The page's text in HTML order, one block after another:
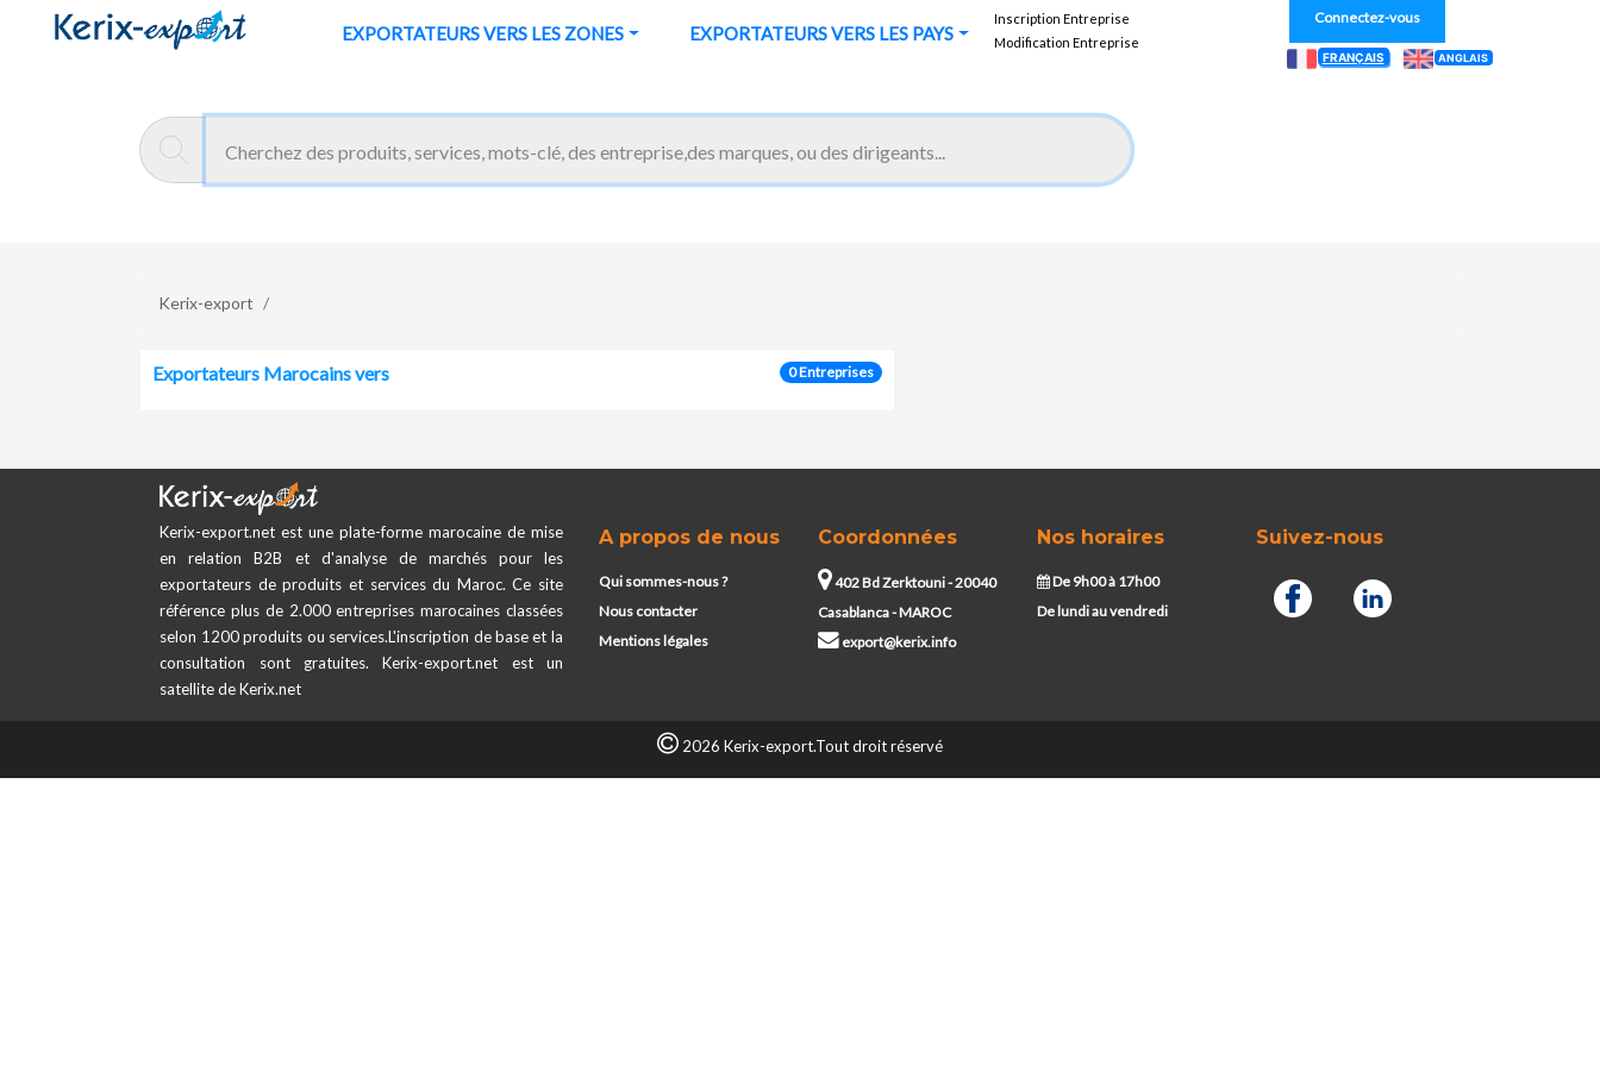
/fr/zone/eastern-europe
EXPORTATEURS VERS LES ZONES EXPORTATEURS VERS LES PAYS
Inscription Entreprise
Modification Entreprise
Connectez-vous
FRANÇAIS ANGLAIS
Kerix-export
Exportateurs Marocains vers 0 Entreprises
Kerix-export.net est une plate-forme marocaine de mise
en relation B2B et d'analyse de marchés pour les
exportateurs de produits et services du Maroc. Ce site
référence plus de 2.000 entreprises marocaines classées
selon 1200 produits ou services.L'inscription de base et la
consultation sont gratuites. Kerix-export.net est un
satellite de Kerix.net
A propos de nous
Qui sommes-nous ?
Nous contacter
Mentions légales
Coordonnées
402 Bd Zerktouni - 20040
Casablanca - MAROC
export@kerix.info
Nos horaires
De 9h00 à 17h00
De lundi au vendredi
Suivez-nous
2026 Kerix-export.Tout droit réservé